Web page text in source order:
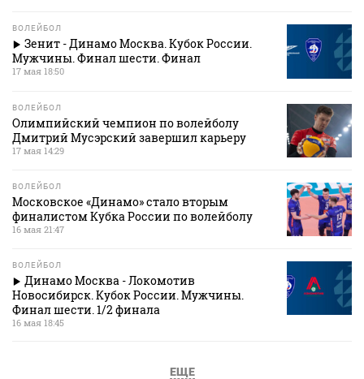
ВОЛЕЙБОЛ
Зенит - Динамо Москва. Кубок России.
Мужчины. Финал шести. Финал
17 мая 18:50
ВОЛЕЙБОЛ
Олимпийский чемпион по волейболу
Дмитрий Мусэрский завершил карьеру
17 мая 14:29
ВОЛЕЙБОЛ
Московское «Динамо» стало вторым
финалистом Кубка России по волейболу
16 мая 21:47
ВОЛЕЙБОЛ
Динамо Москва - Локомотив
Новосибирск. Кубок России. Мужчины.
Финал шести. 1/2 финала
16 мая 18:45
ЕЩЕ